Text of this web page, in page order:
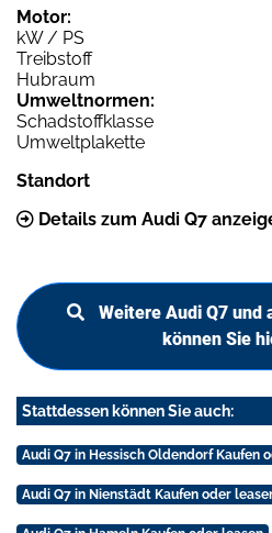
Motor:
kW / PS
Treibstoff
Hubraum
Umweltnormen:
Schadstoffklasse
Umweltplakette
Standort
Details zum Audi Q7
Weitere Audi Q7 und
können Sie
Stattdessen können Sie auch:
Audi Q7 in Hessisch Oldendorf Kaufen
Audi Q7 in Nienstädt Kaufen oder